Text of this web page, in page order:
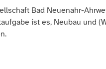
Bad Neuenahr-
ist es, Neubau und